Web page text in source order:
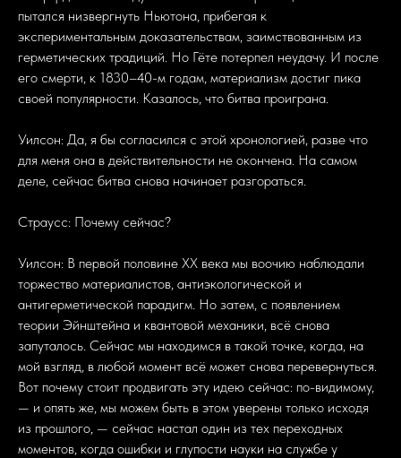
пытался низвергнуть Ньютона, прибегая к
экспериментальным доказательствам, заимствованным из
герметических традиций. Но Гёте потерпел неудачу. И после
его смерти, к 1830–40-м годам, материализм достиг пика
своей популярности. Казалось, что битва проиграна.
Уилсон: Да, я бы согласился с этой хронологией, разве что
для меня она в действительности не окончена. На самом
деле, сейчас битва снова начинает разгораться.
Страусс: Почему сейчас?
Уилсон: В первой половине ХХ века мы воочию наблюдали
торжество материалистов, антиэкологической и
антигерметической парадигм. Но затем, с появлением
теории Эйнштейна и квантовой механики, всё снова
запуталось. Сейчас мы находимся в такой точке, когда, на
мой взгляд, в любой момент всё может снова перевернуться.
Вот почему стоит продвигать эту идею сейчас: по-видимому,
— и опять же, мы можем быть в этом уверены только исходя
из прошлого, — сейчас настал один из тех переходных
моментов, когда ошибки и глупости науки на службе у